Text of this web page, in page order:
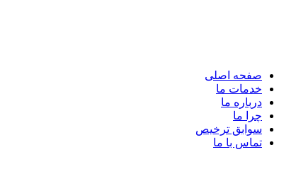
صفحه اصلی
خدمات ما
درباره ما
چرا ما
سوابق ترخیص
تماس با ما